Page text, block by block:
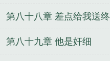
第八十八章 差点给我送终
第八十九章 他是奸细